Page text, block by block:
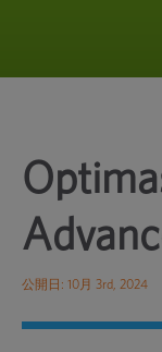
公開日: 10月 3rd, 2024